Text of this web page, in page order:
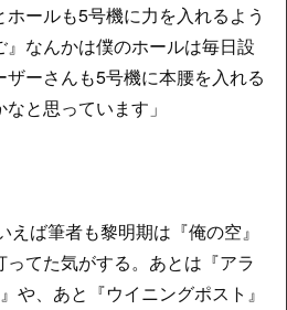
ールも5号機に力を入れるよう
なんかは僕のホールは毎日設
ーさんも5号機に本腰を入れる
と思っています」
ば筆者も黎明期は『俺の空』
てた気がする。あとは『アラ
や、あと『ウイニングポスト』